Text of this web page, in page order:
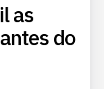
as
do